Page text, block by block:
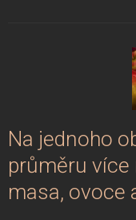
Na jednoho
průměru
masa, ovoce